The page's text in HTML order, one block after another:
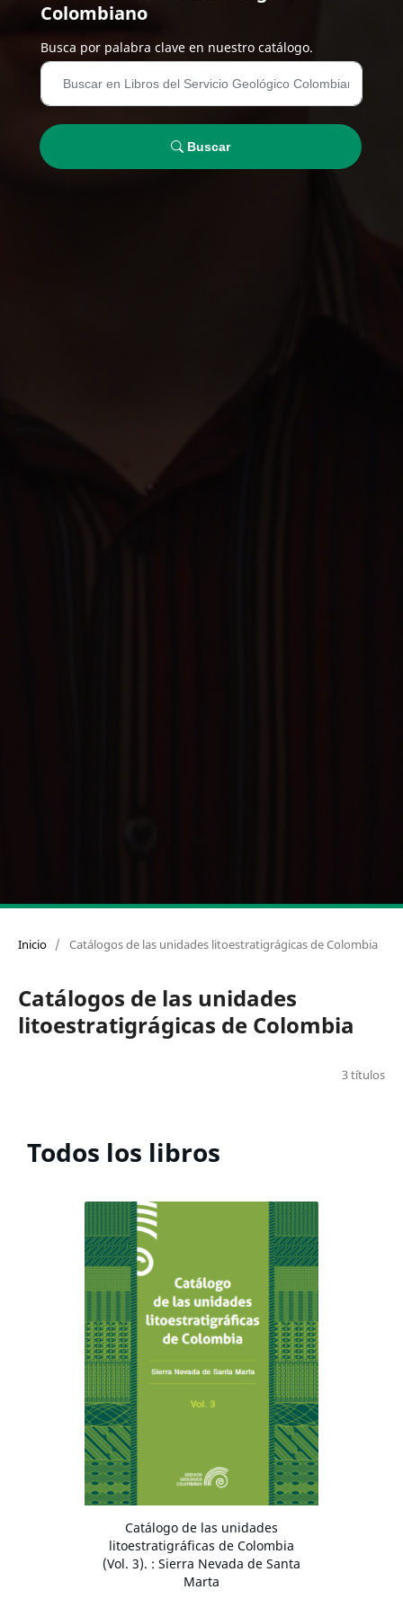
Colombiano
Busca por palabra clave en nuestro catálogo.
Buscar
Inicio / Catálogos de las unidades litoestratigrágicas de Colombia
Catálogos de las unidades
litoestratigrágicas de Colombia
3 títulos
Todos los libros
Catálogo de las unidades
litoestratigráficas de Colombia
(Vol. 3). : Sierra Nevada de Santa
Marta